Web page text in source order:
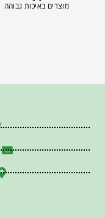
מוצרים באיכות גבוהה